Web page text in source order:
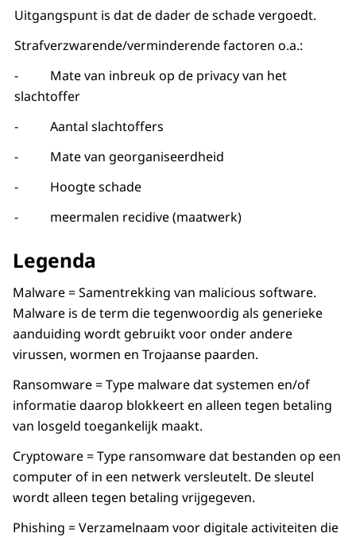
Uitgangspunt is dat de dader de schade vergoedt.
Strafverzwarende/verminderende factoren o.a.:
- Mate van inbreuk op de privacy van het
slachtoffer
- Aantal slachtoffers
- Mate van georganiseerdheid
- Hoogte schade
- meermalen recidive (maatwerk)
Legenda
Malware = Samentrekking van malicious software.
Malware is de term die tegenwoordig als generieke
aanduiding wordt gebruikt voor onder andere
virussen, wormen en Trojaanse paarden.
Ransomware = Type malware dat systemen en/of
informatie daarop blokkeert en alleen tegen betaling
van losgeld toegankelijk maakt.
Cryptoware = Type ransomware dat bestanden op een
computer of in een netwerk versleutelt. De sleutel
wordt alleen tegen betaling vrijgegeven.
Phishing = Verzamelnaam voor digitale activiteiten die